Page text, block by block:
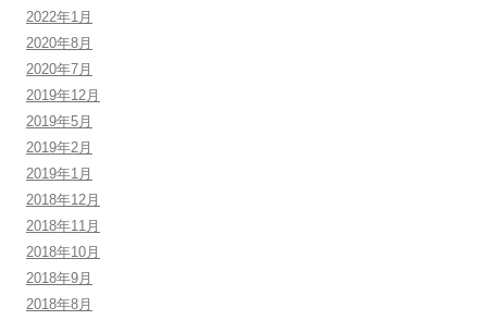
2022年1月
2020年8月
2020年7月
2019年12月
2019年5月
2019年2月
2019年1月
2018年12月
2018年11月
2018年10月
2018年9月
2018年8月